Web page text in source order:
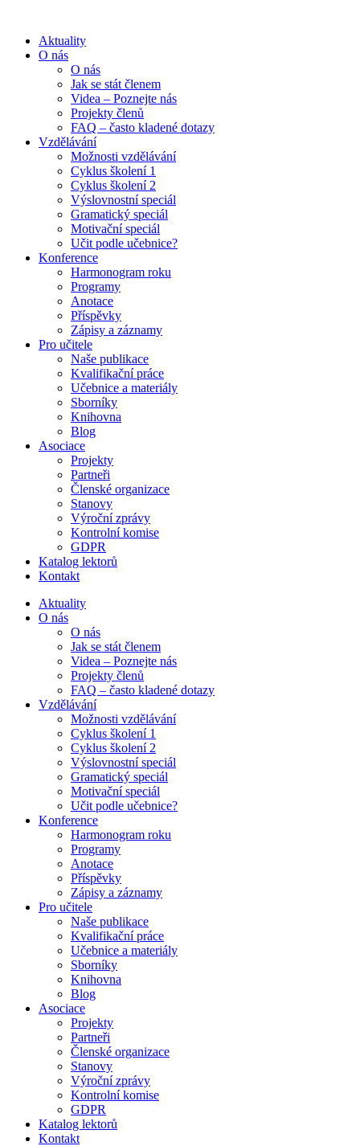
Aktuality
O nás
O nás
Jak se stát členem
Videa – Poznejte nás
Projekty členů
FAQ – často kladené dotazy
Vzdělávání
Možnosti vzdělávání
Cyklus školení 1
Cyklus školení 2
Výslovnostní speciál
Gramatický speciál
Motivační speciál
Učit podle učebnice?
Konference
Harmonogram roku
Programy
Anotace
Příspěvky
Zápisy a záznamy
Pro učitele
Naše publikace
Kvalifikační práce
Učebnice a materiály
Sborníky
Knihovna
Blog
Asociace
Projekty
Partneři
Členské organizace
Stanovy
Výroční zprávy
Kontrolní komise
GDPR
Katalog lektorů
Kontakt
Aktuality
O nás
O nás
Jak se stát členem
Videa – Poznejte nás
Projekty členů
FAQ – často kladené dotazy
Vzdělávání
Možnosti vzdělávání
Cyklus školení 1
Cyklus školení 2
Výslovnostní speciál
Gramatický speciál
Motivační speciál
Učit podle učebnice?
Konference
Harmonogram roku
Programy
Anotace
Příspěvky
Zápisy a záznamy
Pro učitele
Naše publikace
Kvalifikační práce
Učebnice a materiály
Sborníky
Knihovna
Blog
Asociace
Projekty
Partneři
Členské organizace
Stanovy
Výroční zprávy
Kontrolní komise
GDPR
Katalog lektorů
Kontakt